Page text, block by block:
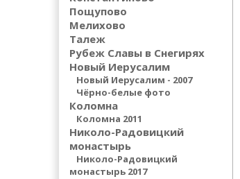
Пощупово
Мелихово
Талеж
Рубеж Славы в Снегирях
Новый Иерусалим
Новый Иерусалим - 2007
Чёрно-белые фото
Коломна
Коломна 2011
Николо-Радовицкий
монастырь
Николо-Радовицкий
монастырь 2017